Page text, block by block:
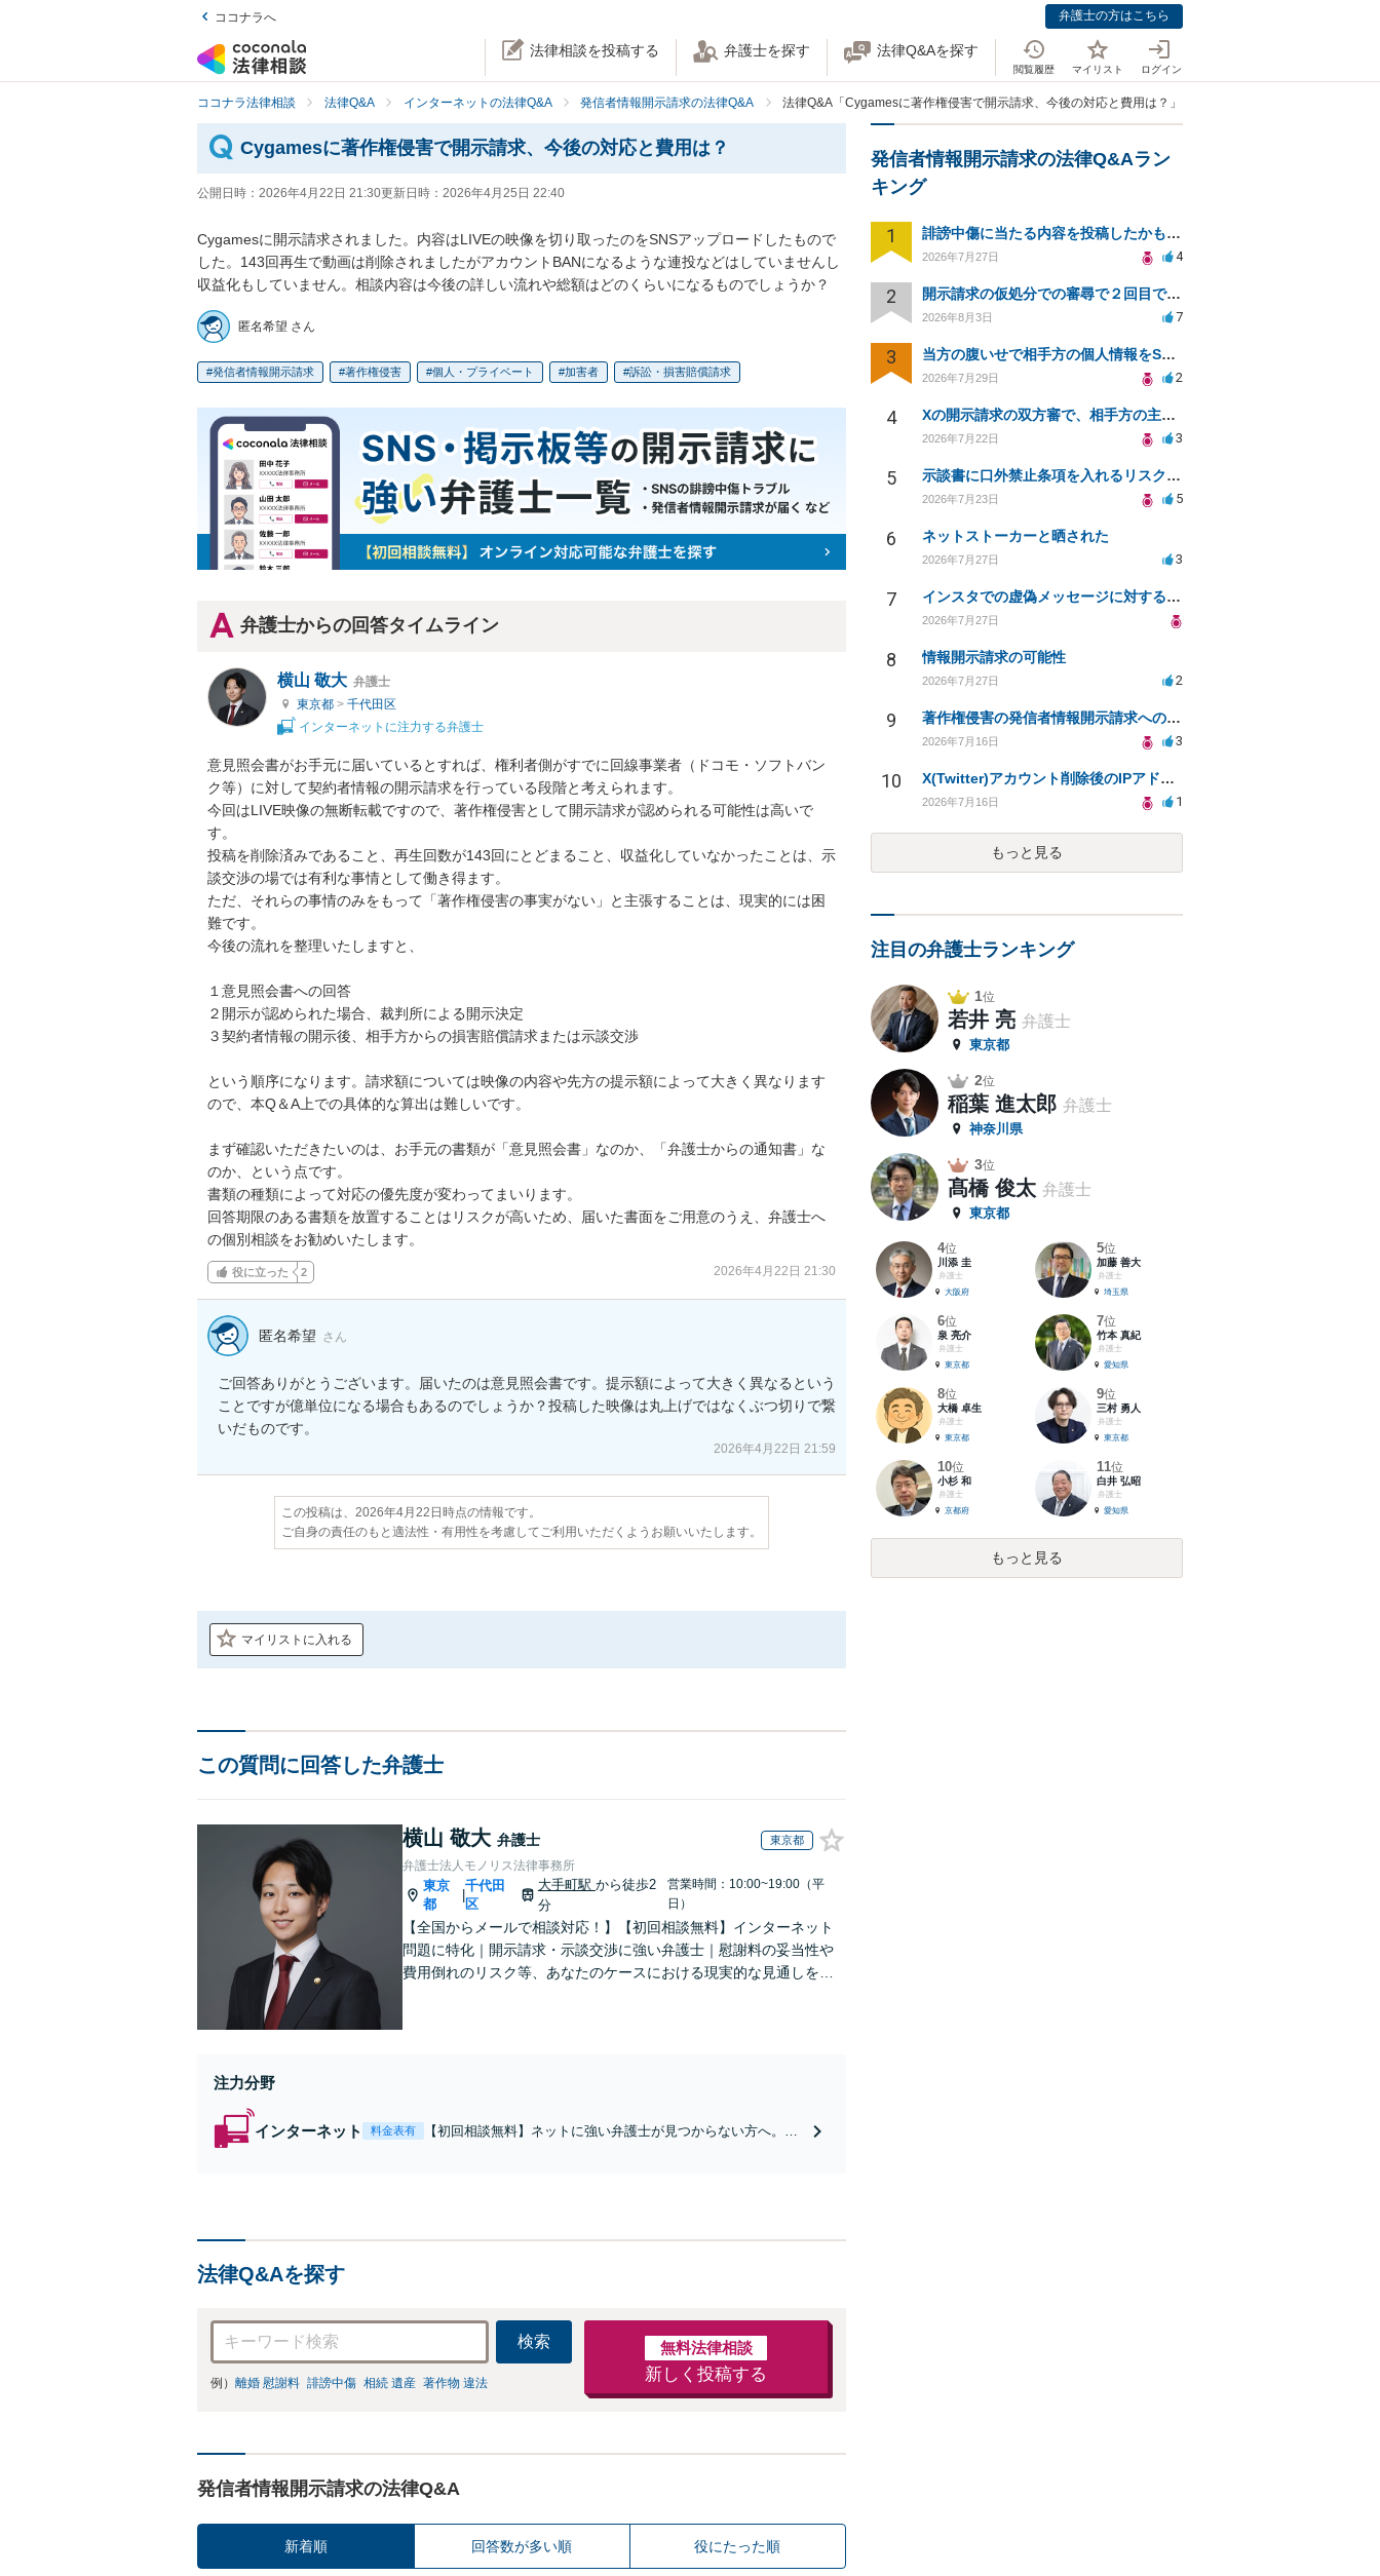
ココナラへ 弁護士の方はこちら
法律相談を投稿する 弁護士を探す 法律Q&Aを探す
閲覧履歴 マイリスト ログイン
ココナラ法律相談 法律Q&A インターネットの法律Q&A 発信者情報開示請求の法律Q&A 法律Q&A「Cygamesに著作権侵害で開示請求、今後の対応と費用は？」
Cygamesに著作権侵害で開示請求、今後の対応と費用は？
公開日時： 2026年4月22日 21:30更新日時： 2026年4月25日 22:40
Cygamesに開示請求されました。内容はLIVEの映像を切り取ったのをSNSアップロードしたもので
した。143回再生で動画は削除されましたがアカウントBANになるような連投などはしていませんし
収益化もしていません。相談内容は今後の詳しい流れや総額はどのくらいになるものでしょうか？
匿名希望 さん
発信者情報開示請求 著作権侵害 個人・プライベート 加害者 訴訟・損害賠償請求
弁護士からの回答タイムライン
横山 敬大 弁護士
東京都 > 千代田区
インターネットに注力する弁護士
意見照会書がお手元に届いているとすれば、権利者側がすでに回線事業者（ドコモ・ソフトバン
ク等）に対して契約者情報の開示請求を行っている段階と考えられます。
今回はLIVE映像の無断転載ですので、著作権侵害として開示請求が認められる可能性は高いで
す。
投稿を削除済みであること、再生回数が143回にとどまること、収益化していなかったことは、示
談交渉の場では有利な事情として働き得ます。
ただ、それらの事情のみをもって「著作権侵害の事実がない」と主張することは、現実的には困
難です。
今後の流れを整理いたしますと、
１意見照会書への回答
２開示が認められた場合、裁判所による開示決定
３契約者情報の開示後、相手方からの損害賠償請求または示談交渉
という順序になります。請求額については映像の内容や先方の提示額によって大きく異なります
ので、本Q＆A上での具体的な算出は難しいです。
まず確認いただきたいのは、お手元の書類が「意見照会書」なのか、「弁護士からの通知書」な
のか、という点です。
書類の種類によって対応の優先度が変わってまいります。
回答期限のある書類を放置することはリスクが高いため、届いた書面をご用意のうえ、弁護士へ
の個別相談をお勧めいたします。
役に立った 2 2026年4月22日 21:30
匿名希望 さん
ご回答ありがとうございます。届いたのは意見照会書です。提示額によって大きく異なるという
ことですが億単位になる場合もあるのでしょうか？投稿した映像は丸上げではなくぶつ切りで繋
いだものです。
2026年4月22日 21:59
この投稿は、2026年4月22日時点の情報です。
ご自身の責任のもと適法性・有用性を考慮してご利用いただくようお願いいたします。
マイリストに入れる
この質問に回答した弁護士
横山 敬大 弁護士 東京都
弁護士法人モノリス法律事務所
東京
都
|
千代田
区
大手町駅 から徒歩2
分
営業時間：10:00~19:00（平
日）
【全国からメールで相談対応！】【初回相談無料】インターネット
問題に特化｜開示請求・示談交渉に強い弁護士｜慰謝料の妥当性や
費用倒れのリスク等、あなたのケースにおける現実的な見通しを明
注力分野
インターネット 料金表有
【初回相談無料】ネットに強い弁護士が見つからない方へ。来
法律Q&Aを探す
検索
例） 離婚 慰謝料 誹謗中傷 相続 遺産 著作物 違法
無料法律相談
新しく投稿する
発信者情報開示請求の法律Q&A
新着順 回答数が多い順 役にたった順
発信者情報開示請求の法律Q&Aラン
キング
1 誹謗中傷に当たる内容を投稿したかもしれない。開示請求や民事刑事裁判に発展しうるのか教えて欲しい。
2026年7月27日 4
2 開示請求の仮処分での審尋で２回目で終わらない場合どうしたらいいですか
2026年8月3日 7
3 当方の腹いせで相手方の個人情報をSNSで晒してしまい名誉毀損させてしまったかもしれない
2026年7月29日 2
4 Xの開示請求の双方審で、相手方の主張が口頭ばかりで把握しきれません
2026年7月22日 3
5 示談書に口外禁止条項を入れるリスクはありますか？
2026年7月23日 5
6 ネットストーカーと晒された
2026年7月27日 3
7 インスタでの虚偽メッセージに対する法的対応の必要性は？
2026年7月27日
8 情報開示請求の可能性
2026年7月27日 2
9 著作権侵害の発信者情報開示請求への対応策について相談
2026年7月16日 3
10 X(Twitter)アカウント削除後のIPアドレス開示請求の期限は？
2026年7月16日 1
もっと見る
注目の弁護士ランキング
1位
若井 亮 弁護士
東京都
2位
稲葉 進太郎 弁護士
神奈川県
3位
髙橋 俊太 弁護士
東京都
4位
川添 圭
弁護士
大阪府
5位
加藤 善大
弁護士
埼玉県
6位
泉 亮介
弁護士
東京都
7位
竹本 真紀
弁護士
愛知県
8位
大橋 卓生
弁護士
東京都
9位
三村 勇人
弁護士
東京都
10位
小杉 和
弁護士
京都府
11位
白井 弘昭
弁護士
愛知県
もっと見る